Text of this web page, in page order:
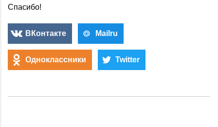
Спасибо!
ВКонтакте Mailru
Одноклассники Twitter